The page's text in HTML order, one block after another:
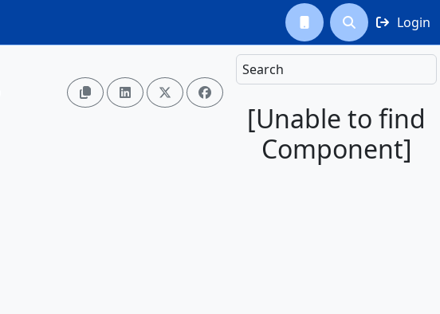
  Login
Search
[Unable to find
Component]
   